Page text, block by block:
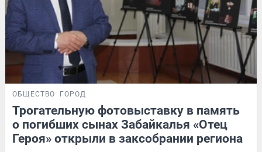
ОБЩЕСТВО ГОРОД
Трогательную фотовыставку в память
о погибших сынах Забайкалья «Отец
Героя» открыли в заксобрании региона